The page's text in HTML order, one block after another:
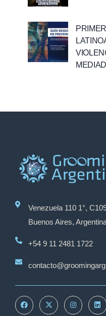
Venezuela 110 1°,
Buenos Aires,
+54 9 11 2481 1722